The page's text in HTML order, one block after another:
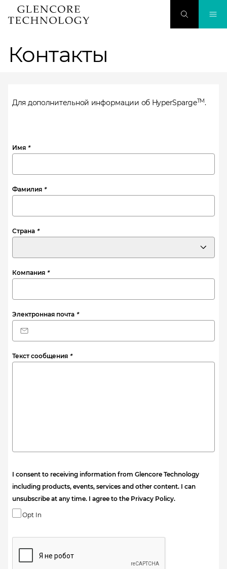
Контакты
Для дополнительной информации об HyperSpargeTM.
Имя *
Фамилия *
Страна *
Компания *
Электронная почта *
Текст сообщения *
I consent to receiving information from Glencore Technology
including products, events, services and other content. I can
unsubscribe at any time. I agree to the Privacy Policy.
Opt In